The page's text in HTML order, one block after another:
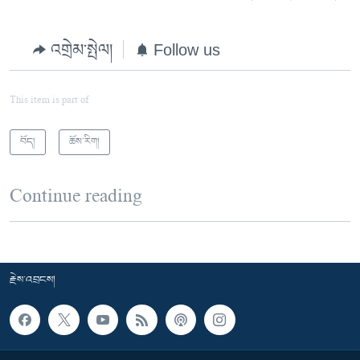
འགྲེམ་སྤེལ། Follow us
This item is part of
བོད། ཆོས་རིག།
Continue reading
རྗེས་འབྲངས།